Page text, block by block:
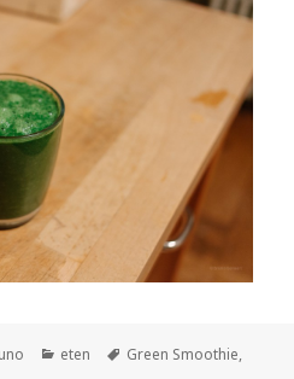
Categorieën
eten Tags
Green Smoothie,